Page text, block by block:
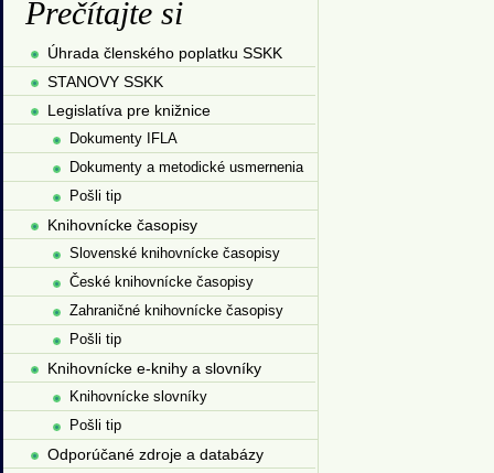
Prečítajte si
Úhrada členského poplatku SSKK
STANOVY SSKK
Legislatíva pre knižnice
Dokumenty IFLA
Dokumenty a metodické usmernenia
Pošli tip
Knihovnícke časopisy
Slovenské knihovnícke časopisy
České knihovnícke časopisy
Zahraničné knihovnícke časopisy
Pošli tip
Knihovnícke e-knihy a slovníky
Knihovnícke slovníky
Pošli tip
Odporúčané zdroje a databázy